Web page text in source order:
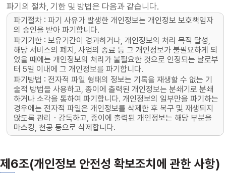
파기의 절차, 기한 및 방법은 다음과 같습니다.
파기절차 : 파기 사유가 발생한 개인정보는 개인정보 보호책임자
의 승인을 받아 파기합니다.
파기기한 : 보유기간이 경과하거나, 개인정보의 처리 목적 달성,
해당 서비스의 폐지, 사업의 종료 등 그 개인정보가 불필요하게 되
었을 때에는 개인정보의 처리가 불필요한 것으로 인정되는 날로부
터 5일 이내에 그 개인정보를 파기합니다.
파기방법 : 전자적 파일 형태의 정보는 기록을 재생할 수 없는 기
술적 방법을 사용하고, 종이에 출력된 개인정보는 분쇄기로 분쇄
하거나 소각을 통하여 파기합니다. 개인정보의 일부만을 파기하는
경우에는 전자적 파일은 개인정보를 삭제한 후 복구 및 재생되지
않도록 관리・감독하고, 종이에 출력된 개인정보는 해당 부분을
마스킹, 천공 등으로 삭제합니다.
제6조(개인정보 안전성 확보조치에 관한 사항)